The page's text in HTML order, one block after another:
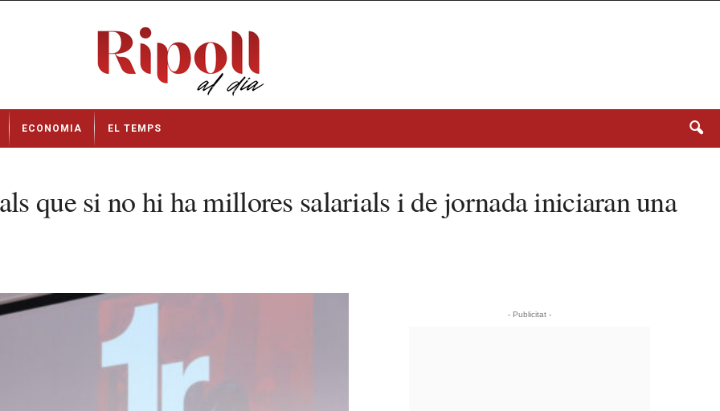
ECONOMIA EL TEMPS
que si no hi ha millores salarials i de jornada iniciaran una
- Publicitat -